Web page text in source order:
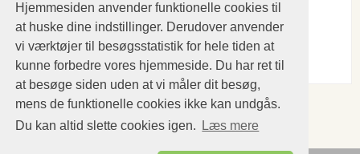
Hjemmesiden anvender funktionelle cookies til
at huske dine indstillinger. Derudover anvender
vi værktøjer til besøgsstatistik for hele tiden at
kunne forbedre vores hjemmeside. Du har ret til
at besøge siden uden at vi måler dit besøg,
mens de funktionelle cookies ikke kan undgås.
Du kan altid slette cookies igen.
Læs mere
E-mail:venstreiholbaek@gmail.com